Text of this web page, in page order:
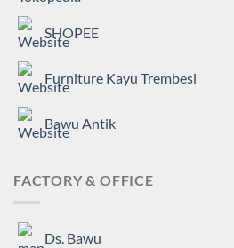
SHOPEE
Furniture Kayu Trembesi
Bawu Antik
FACTORY & OFFICE
Ds. Bawu